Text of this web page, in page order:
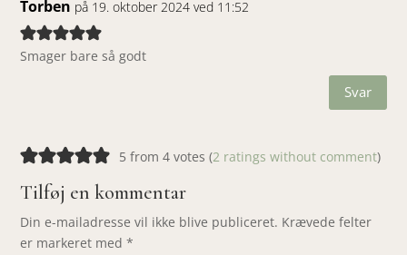
Torben på 19. oktober 2024 ved 11:52
Smager bare så godt
Svar
5 from 4 votes (2 ratings without comment)
Tilføj en kommentar
Din e-mailadresse vil ikke blive publiceret. Krævede felter
er markeret med*